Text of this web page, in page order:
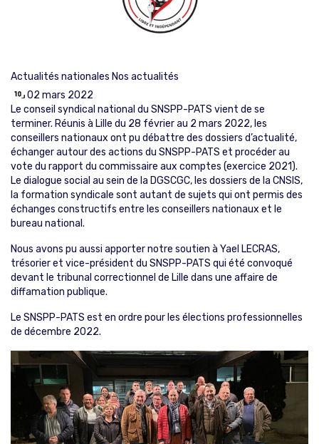
Actualités nationales Nos actualités
02 mars 2022
Le conseil syndical national du SNSPP-PATS vient de se
terminer. Réunis à Lille du 28 février au 2 mars 2022, les
conseillers nationaux ont pu débattre des dossiers d’actualité,
échanger autour des actions du SNSPP-PATS et procéder au
vote du rapport du commissaire aux comptes (exercice 2021).
Le dialogue social au sein de la DGSCGC, les dossiers de la CNSIS,
la formation syndicale sont autant de sujets qui ont permis des
échanges constructifs entre les conseillers nationaux et le
bureau national.
Nous avons pu aussi apporter notre soutien à Yael LECRAS,
trésorier et vice-président du SNSPP-PATS qui été convoqué
devant le tribunal correctionnel de Lille dans une affaire de
diffamation publique.
Le SNSPP-PATS est en ordre pour les élections professionnelles
de décembre 2022.